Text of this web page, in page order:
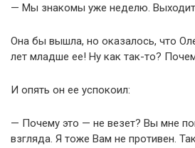
— Мы знакомы уже неделю.
Она бы вышла, но оказалось, что
лет младше ее! Ну как так-то?
И опять он ее успокоил:
— Почему это — не везет? Вы мне
взгляда. Я тоже Вам не противен.